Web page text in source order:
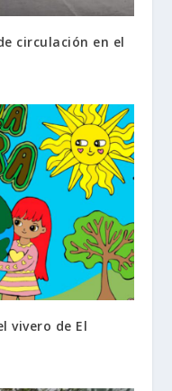
circulación en el
vivero de El